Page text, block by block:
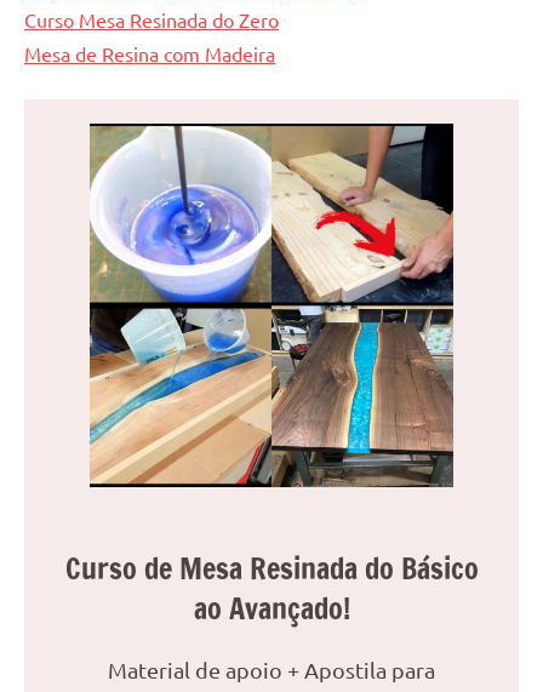
Curso Mesa Resinada do Zero
Mesa de Resina com Madeira
Curso de Mesa Resinada do Básico
ao Avançado!
Material de apoio + Apostila para